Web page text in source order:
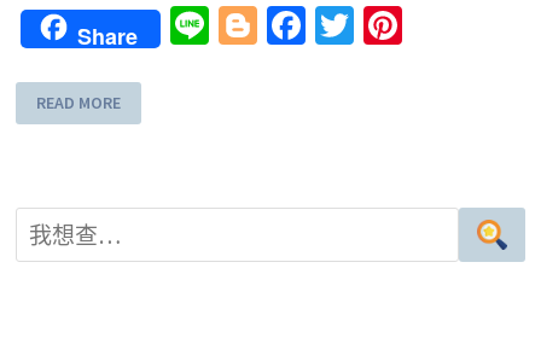
Share LineBlogger
Facebook
Twitter
READ MORE